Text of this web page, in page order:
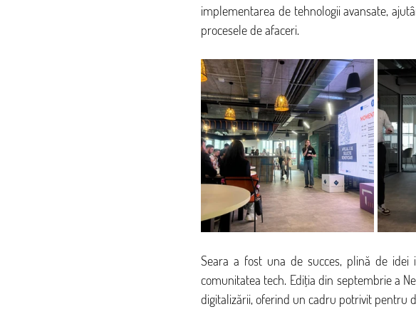
implementarea de tehnologii avansate,
procesele de afaceri.
Seara a fost una de succes, plină de
comunitatea tech. Ediția din septembrie a
digitalizării, oferind un cadru potrivit pentru